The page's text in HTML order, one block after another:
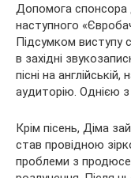
Допомога спонсора
наступного
Підсумком виступу
в західні
пісні на
аудиторію. Однією
Крім пісень, Діма
став провідною
проблеми з